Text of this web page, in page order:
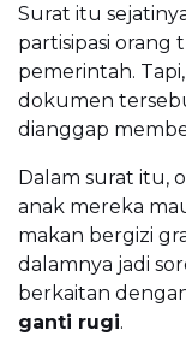
Surat itu
partisipasi orang
pemerintah.
dokumen
dianggap
Dalam surat itu,
anak mereka
makan bergizi
dalamnya jadi
berkaitan
ganti rugi.